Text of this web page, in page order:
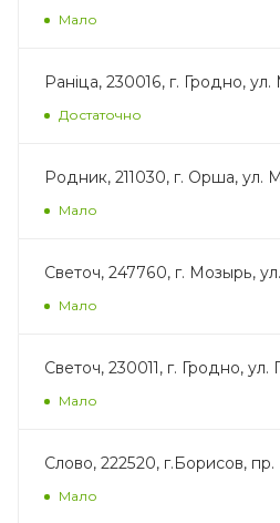
Мало
Раніца, 230016, г. Гродно,
Достаточно
Родник, 211030, г. Орша, ул.
Мало
Светоч, 247760, г. Мозырь,
Мало
Светоч, 230011, г. Гродно, ул.
Мало
Слово, 222520, г.Борисов,
Мало